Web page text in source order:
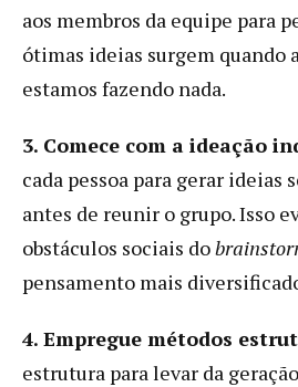
aos membros da equipe para
ótimas ideias surgem quando
estamos fazendo nada.
3. Comece com a ideação
cada pessoa para gerar ideias
antes de reunir o grupo. Isso
obstáculos sociais do
pensamento mais
4. Empregue métodos
estrutura para levar da